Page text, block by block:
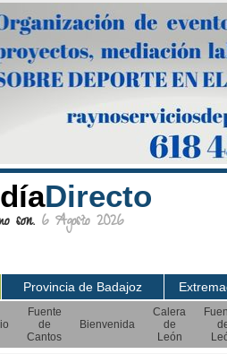
Directo
son. 6 Agosto 2026
Provincia de Badajoz
Fuente
de
Cantos
Bienvenida
Calera
de
León